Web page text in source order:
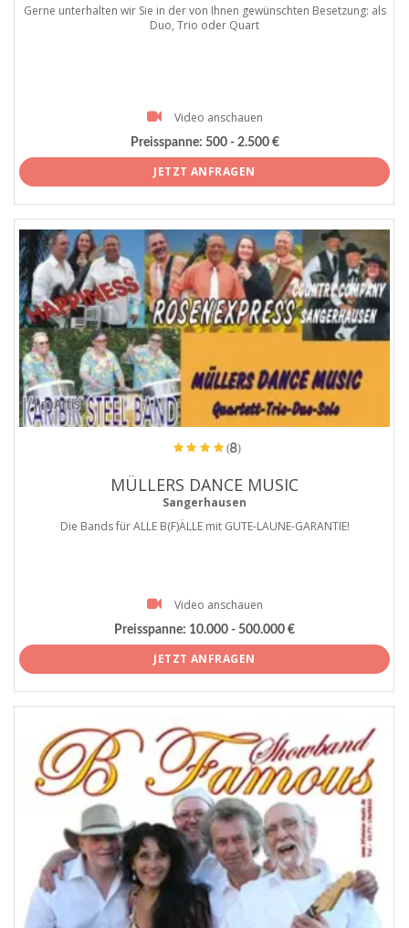
Gerne unterhalten wir Sie in der von Ihnen gewünschten Besetzung: als
Duo, Trio oder Quart
Video anschauen
Preisspanne: 500 - 2.500 €
JETZT ANFRAGEN
ProArtist
(8)
MÜLLERS DANCE MUSIC
Sangerhausen
Die Bands für ALLE B(F)ÄLLE mit GUTE-LAUNE-GARANTIE!
Video anschauen
Preisspanne: 10.000 - 500.000 €
JETZT ANFRAGEN